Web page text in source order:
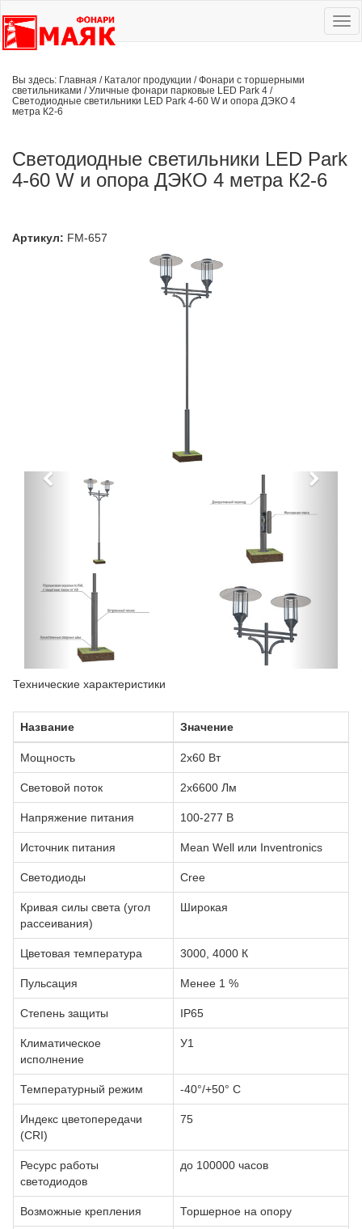
Вы здесь: Главная / Каталог продукции /Фонари с торшерными
светильниками /Уличные фонари парковые LED Park 4 /
Светодиодные светильники LED Park 4-60 W и опора ДЭКО 4
метра К2-6
Светодиодные светильники LED Park
4-60 W и опора ДЭКО 4 метра К2-6
Артикул: FM-657
Технические характеристики
Название Значение
Мощность 2х60 Вт
Световой поток 2х6600 Лм
Напряжение питания 100-277 В
Источник питания Mean Well или Inventronics
Светодиоды Сree
Кривая силы света (угол
рассеивания)
Широкая
Цветовая температура 3000, 4000 К
Пульсация Менее 1 %
Степень защиты IP65
Климатическое
исполнение
У1
Температурный режим -40°/+50° С
Индекс цветопередачи
(CRI)
75
Ресурс работы
светодиодов
до 100000 часов
Возможные крепления Торшерное на опору